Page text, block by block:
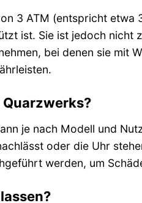
3 ATM (entspricht
ist. Sie ist jedoch nicht
bei denen sie mit
je nach Modell und
oder die Uhr
werden, um